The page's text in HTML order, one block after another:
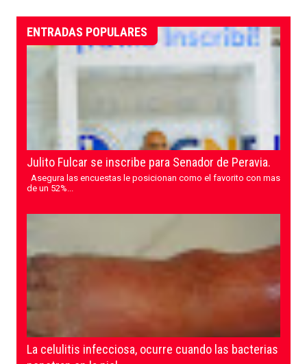
ENTRADAS POPULARES
Julito Fulcar se inscribe para Senador de Peravia.
Asegura las encuestas le posicionan como el favorito con mas
de un 52%...
La celulitis infecciosa, ocurre cuando las bacterias